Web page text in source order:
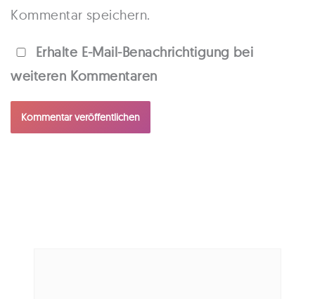
Kommentar speichern.
Erhalte E-Mail-Benachrichtigung bei
weiteren Kommentaren